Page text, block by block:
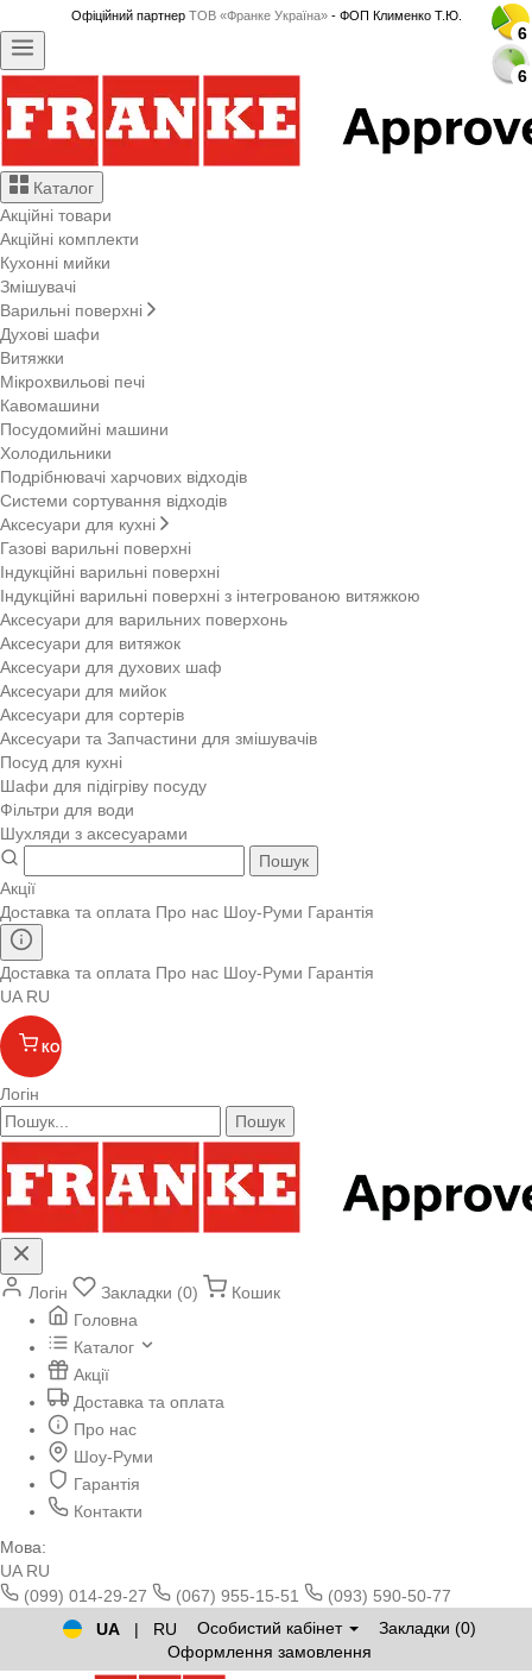
Офіційний партнер ТОВ «Франке Україна»- ФОП Клименко Т.Ю.
Каталог
Акційні товари
Акційні комплекти
Кухонні мийки
Змішувачі
Варильні поверхні
Духові шафи
Витяжки
Мікрохвильові печі
Кавомашини
Посудомийні машини
Холодильники
Подрібнювачі харчових відходів
Системи сортування відходів
Аксесуари для кухні
Газові варильні поверхні
Індукційні варильні поверхні
Індукційні варильні поверхні з інтегрованою витяжкою
Аксесуари для варильних поверхонь
Аксесуари для витяжок
Аксесуари для духових шаф
Аксесуари для мийок
Аксесуари для сортерів
Аксесуари та Запчастини для змішувачів
Посуд для кухні
Шафи для підігріву посуду
Фільтри для води
Шухляди з аксесуарами
Пошук
Акції
Доставка та оплата Про нас Шоу-Руми Гарантія
Доставка та оплата Про нас Шоу-Руми Гарантія
UA RU
КОШИК
Логін
Пошук
Логін Закладки (0)
Кошик
Головна
Каталог
Акції
Доставка та оплата
Про нас
Шоу-Руми
Гарантія
Контакти
Мова:
UA RU
(099) 014-29-27
(067) 955-15-51
(093) 590-50-77
UA
| RU Особистий кабінет
Закладки (0)
Оформлення замовлення
6
6
6
6
6
6
6
6
6
6
6
6
6
6
6
6
6
6
6
6
6
6
6
6
6
6
6
6